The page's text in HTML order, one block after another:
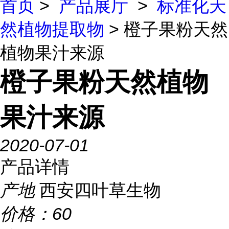
首页 > 产品展厅 > 标准化天
然植物提取物 > 橙子果粉天然
植物果汁来源
橙子果粉天然植物
果汁来源
2020-07-01
产品详情
产地 西安四叶草生物
价格： 60